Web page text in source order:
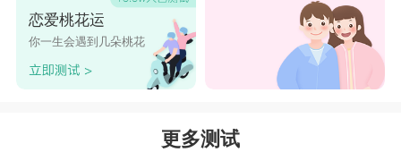
恋爱桃花运
你一生会遇到几朵桃花
更多测试